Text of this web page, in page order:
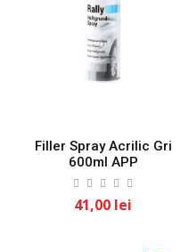
Filler Spray Acrilic Gri
600ml APP
41,00 lei